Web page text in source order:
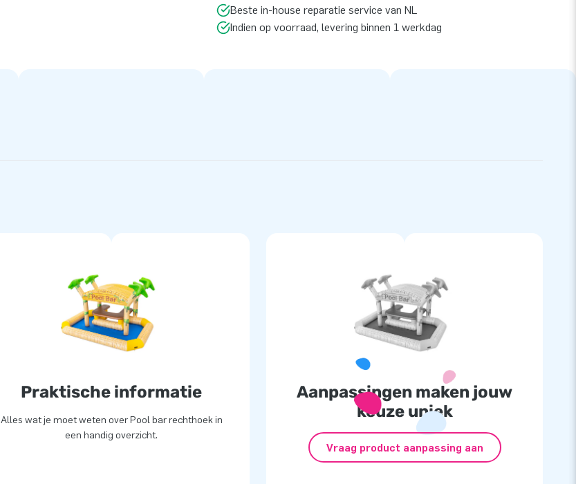
Beste in-house reparatie service van NL
Indien op voorraad, levering binnen 1 werkdag
Praktische informatie
Alles wat je moet weten over Pool bar rechthoek in
een handig overzicht.
Aanpassingen maken jouw
keuze uniek
Vraag product aanpassing aan